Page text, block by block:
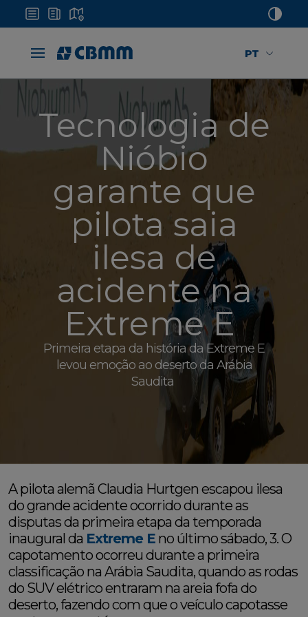
PT
Tecnologia de
Nióbio
garante que
pilota saia
ilesa de
acidente na
Extreme E
Primeira etapa da história da Extreme E
levou emoção ao deserto da Arábia
Saudita
A pilota alemã Claudia Hurtgen escapou ilesa
do grande acidente ocorrido durante as
disputas da primeira etapa da temporada
inaugural da Extreme E no último sábado, 3. O
capotamento ocorreu durante a primeira
classificação na Arábia Saudita, quando as rodas
do SUV elétrico entraram na areia fofa do
deserto, fazendo com que o veículo capotasse